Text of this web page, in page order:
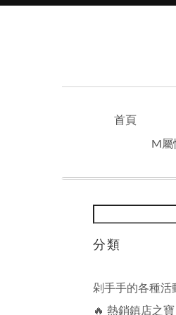
首頁
M屬
分類
剁手手的各種活
🔥 熱銷鎮店之寶